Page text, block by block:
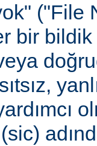
("File
bir
(sic)